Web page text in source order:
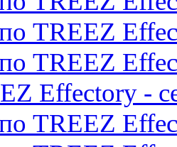
TREEZ
TREEZ
Effectory -
TREEZ